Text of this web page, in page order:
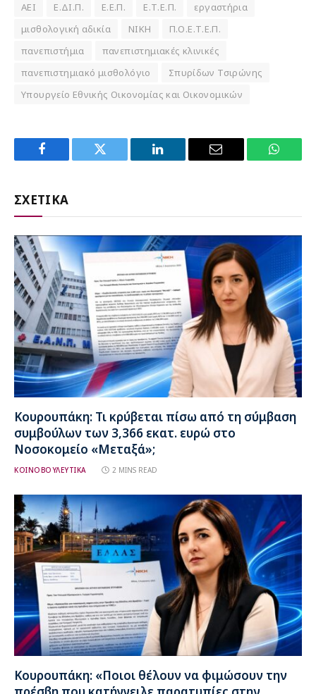
ΑΕΙ Ε.ΔΙ.Π. Ε.Ε.Π. Ε.Τ.Ε.Π.
εργαστήρια
μισθολογική αδικία
ΝΙΚΗ
Π.Ο.Ε.Τ.Ε.Π.
πανεπιστήμια
πανεπιστημιακές κλινικές
πανεπιστημιακό μισθολόγιο
Σπυρίδων Τσιρώνης
Υπουργείο Εθνικής Οικονομίας και Οικονομικών
Facebook Twitter LinkedIn Email
ΣΧΕΤΙΚΑ
Κουρουπάκη: Τι κρύβεται πίσω από τη σύμβαση
συμβούλων των 3,366 εκατ. ευρώ στο
Νοσοκομείο «Μεταξά»;
ΚΟΙΝΟΒΟΥΛΕΥΤΙΚΑ 2 MINS READ
Κουρουπάκη: «Ποιοι θέλουν να φιμώσουν την